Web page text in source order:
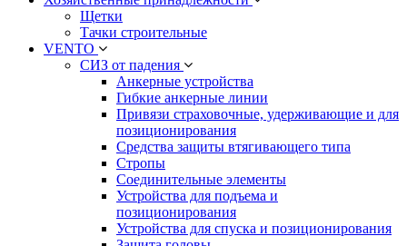
Щетки
Тачки строительные
VENTO
СИЗ от падения
Анкерные устройства
Гибкие анкерные линии
Привязи страховочные, удерживающие и для
позиционирования
Средства защиты втягивающего типа
Стропы
Соединительные элементы
Устройства для подъема и
позиционирования
Устройства для спуска и позиционирования